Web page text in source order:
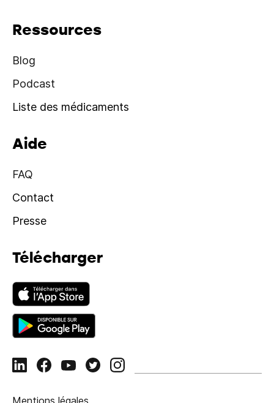
Ressources
Blog
Podcast
Liste des médicaments
Aide
FAQ
Contact
Presse
Télécharger
Mentions légales